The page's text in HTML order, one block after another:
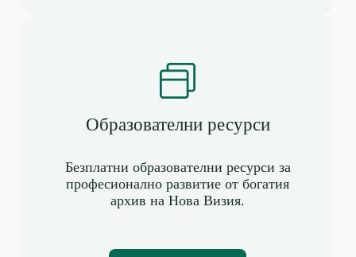
Образователни ресурси
Безплатни образователни ресурси за
професионално развитие от богатия
архив на Нова Визия.